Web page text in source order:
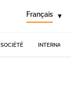
Français ▾
SOCIÉTÉ